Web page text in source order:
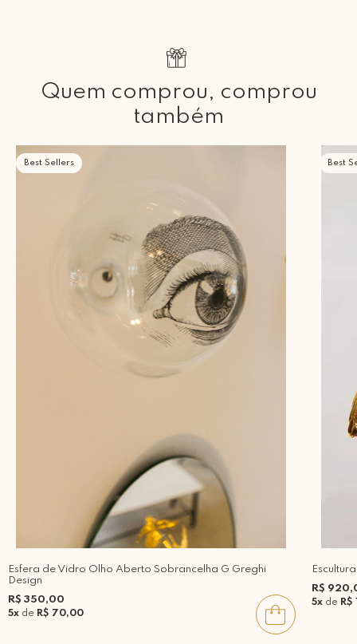
Quem comprou, comprou
também
Best Sellers
Esfera de Vidro Olho Aberto Sobrancelha G Greghi
Design
R$ 350,00
5x de R$ 70,00
Best
R$
5xde R$